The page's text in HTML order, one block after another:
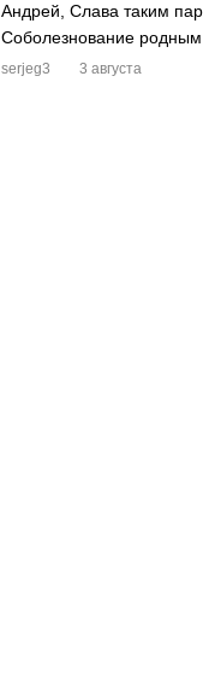
Андрей, Слава таким
Соболезнование родным
serjeg3 3 августа